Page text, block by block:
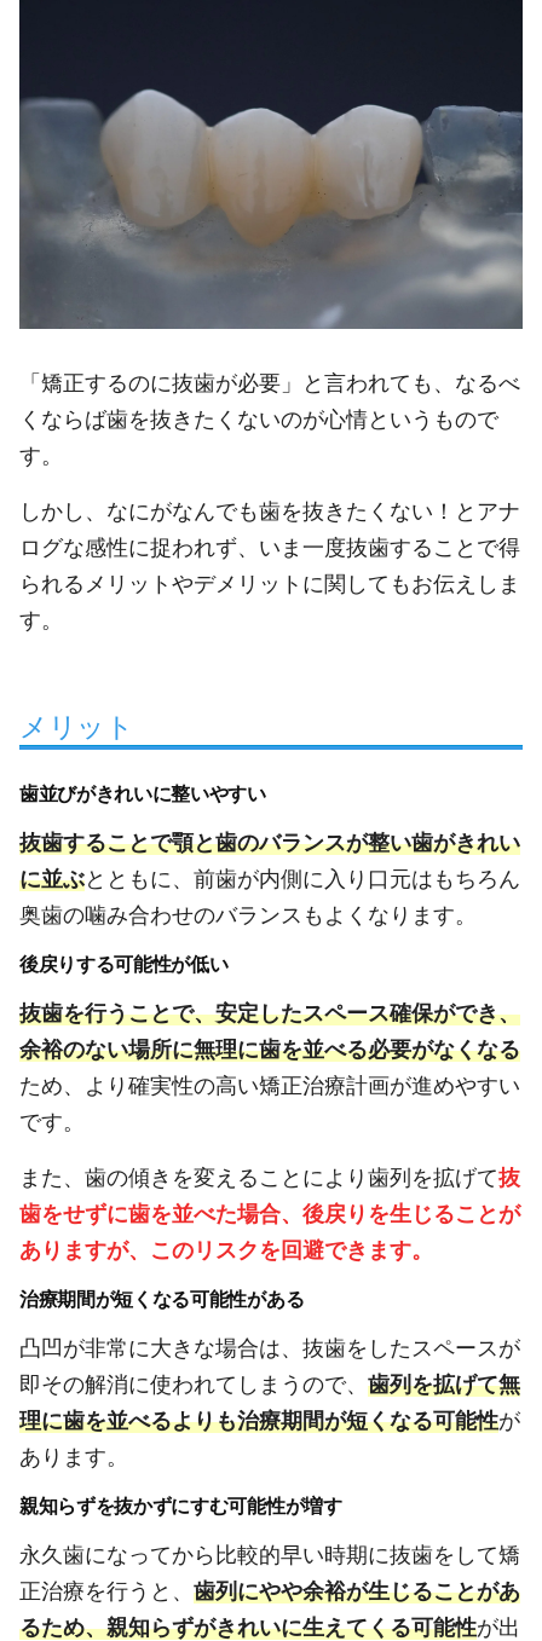
「矯正するのに抜歯が必要」と言われても、なるべ
くならば歯を抜きたくないのが心情というもので
す。
しかし、なにがなんでも歯を抜きたくない！とアナ
ログな感性に捉われず、いま一度抜歯することで得
られるメリットやデメリットに関してもお伝えしま
す。
メリット
歯並びがきれいに整いやすい
抜歯することで顎と歯のバランスが整い歯がきれい
に並ぶとともに、前歯が内側に入り口元はもちろん
奥歯の噛み合わせのバランスもよくなります。
後戻りする可能性が低い
抜歯を行うことで、安定したスペース確保ができ、
余裕のない場所に無理に歯を並べる必要がなくなる
ため、より確実性の高い矯正治療計画が進めやすい
です。
また、歯の傾きを変えることにより歯列を拡げて抜
歯をせずに歯を並べた場合、後戻りを生じることが
ありますが、このリスクを回避できます。
治療期間が短くなる可能性がある
凸凹が非常に大きな場合は、抜歯をしたスペースが
即その解消に使われてしまうので、 歯列を拡げて無
理に歯を並べるよりも治療期間が短くなる可能性が
あります。
親知らずを抜かずにすむ可能性が増す
永久歯になってから比較的早い時期に抜歯をして矯
正治療を行うと、 歯列にやや余裕が生じることがあ
るため、親知らずがきれいに生えてくる可能性が出